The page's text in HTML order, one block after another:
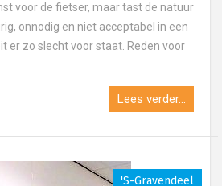
voor de fietser, maar tast de natuur
onnodig en niet acceptabel in een
er zo slecht voor staat. Reden voor
Lees verder...
's-Gravendeel